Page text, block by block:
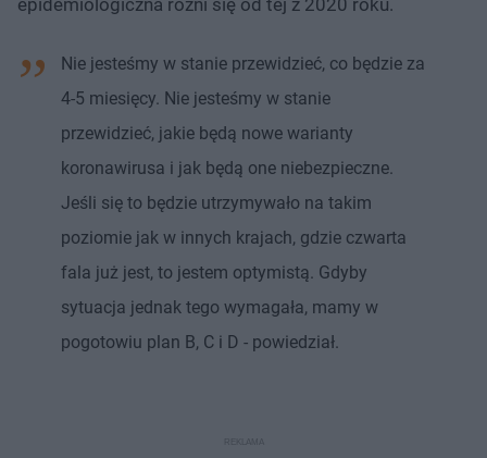
Nie jesteśmy w stanie przewidzieć, co będzie za
4-5 miesięcy. Nie jesteśmy w stanie
przewidzieć, jakie będą nowe warianty
koronawirusa i jak będą one niebezpieczne.
Jeśli się to będzie utrzymywało na takim
poziomie jak w innych krajach, gdzie czwarta
fala już jest, to jestem optymistą. Gdyby
sytuacja jednak tego wymagała, mamy w
pogotowiu plan B, C i D - powiedział.